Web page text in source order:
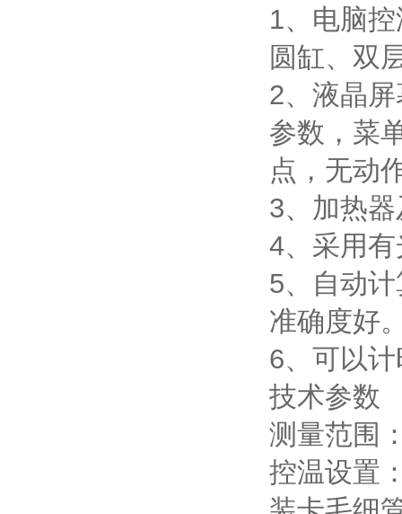
1、电脑
圆缸、双
2、液晶
参数，菜
点，无动
3、加热
4、采用
5、自动
准确度好
6、可以
技术参数
测量范围
控温设置